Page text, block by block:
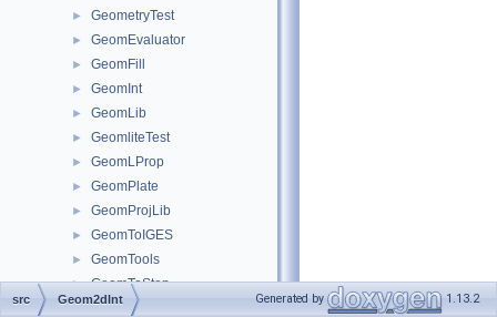
► GeometryTest
► GeomEvaluator
► GeomFill
► GeomInt
► GeomLib
► GeomliteTest
► GeomLProp
► GeomPlate
► GeomProjLib
► GeomToIGES
► GeomTools
► GeomToStep
► gp
src Geom2dInt Generated by 1.13.2